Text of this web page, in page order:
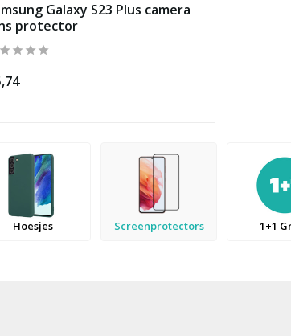
Galaxy S23 Plus camera
protector
Hoesjes Screenprotectors 1+1